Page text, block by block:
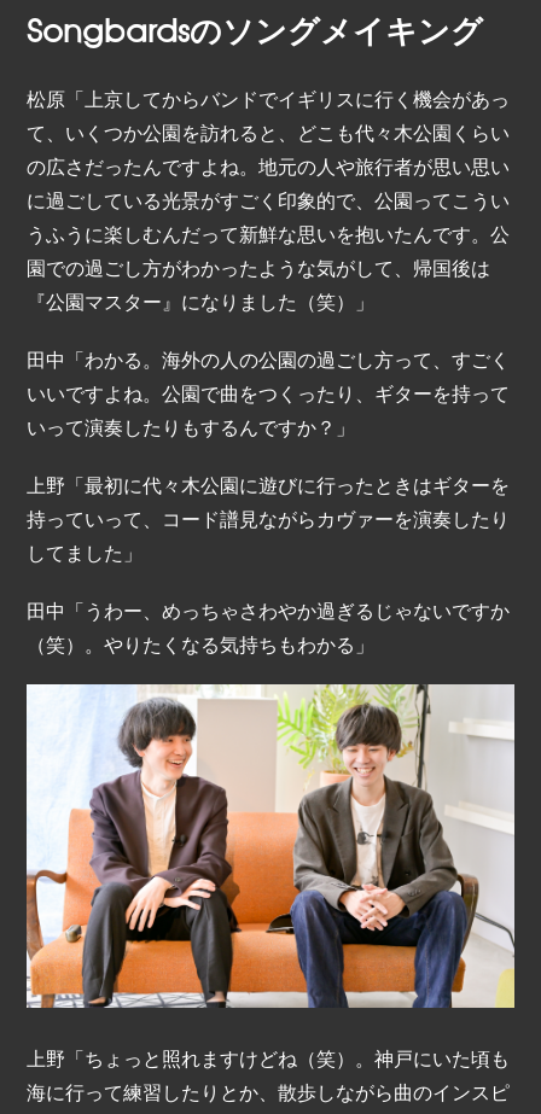
Songbardsのソングメイキング
松原「上京してからバンドでイギリスに行く機会があっ
て、いくつか公園を訪れると、どこも代々木公園くらい
の広さだったんですよね。地元の人や旅行者が思い思い
に過ごしている光景がすごく印象的で、公園ってこうい
うふうに楽しむんだって新鮮な思いを抱いたんです。公
園での過ごし方がわかったような気がして、帰国後は
『公園マスター』になりました（笑）」
田中「わかる。海外の人の公園の過ごし方って、すごく
いいですよね。公園で曲をつくったり、ギターを持って
いって演奏したりもするんですか？」
上野「最初に代々木公園に遊びに行ったときはギターを
持っていって、コード譜見ながらカヴァーを演奏したり
してました」
田中「うわー、めっちゃさわやか過ぎるじゃないですか
（笑）。やりたくなる気持ちもわかる」
上野「ちょっと照れますけどね（笑）。神戸にいた頃も
海に行って練習したりとか、散歩しながら曲のインスピ